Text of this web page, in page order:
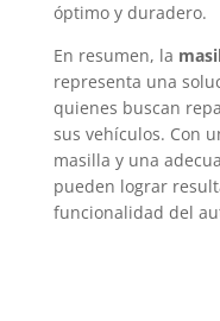
óptimo y duradero.
En resumen, la
representa una
quienes buscan
sus vehículos. Con
masilla y una
pueden lograr
funcionalidad del